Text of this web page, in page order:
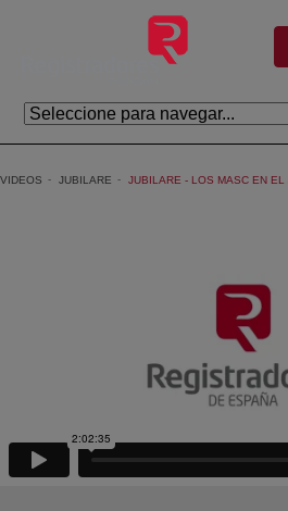
Salta al contingut principal
VIDEOS JUBILARE